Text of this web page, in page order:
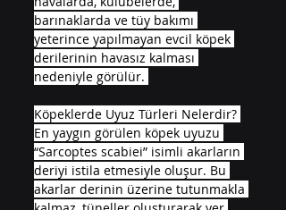
barınaklarda ve tüy bakımı
yeterince yapılmayan evcil köpek
derilerinin havasız kalması
nedeniyle görülür.
Köpeklerde Uyuz Türleri Nelerdir?
En yaygın görülen köpek uyuzu
“Sarcoptes scabiei” isimli akarların
deriyi istila etmesiyle oluşur. Bu
akarlar derinin üzerine tutunmakla